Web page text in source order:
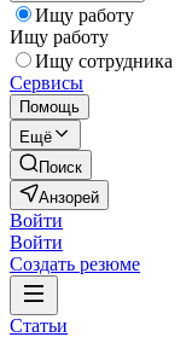
Ищу работу
Ищу работу
Ищу сотрудника
Сервисы
Помощь
Ещё
Поиск
Анзорей
Войти
Войти
Создать резюме
Статьи